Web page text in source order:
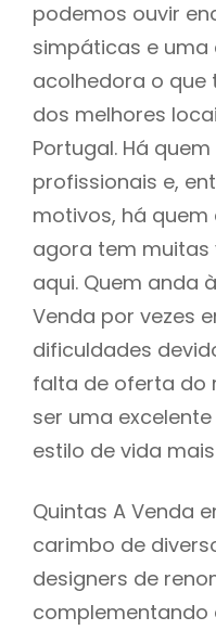
podemos ouvir
simpáticas e
acolhedora o que
dos melhores
Portugal. Há
profissionais e,
motivos, há
agora tem muitas
aqui. Quem anda
Venda por vezes
dificuldades
falta de oferta do
ser uma
estilo de vida
Quintas A Venda
carimbo de
designers de
complementando